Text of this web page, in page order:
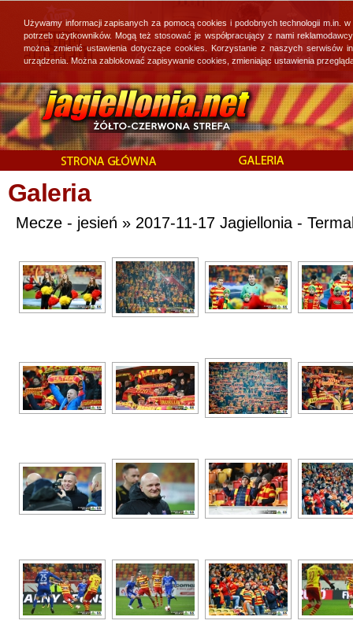
Galeria
Mecze - jesień » 2017-11-17 Jagiellonia -
Używamy informacji zapisanych za pomocą cookies i podobnych technologii
potrzeb użytkowników. Mogą też stosować je współpracujący z nami
można zmienić ustawienia dotyczące cookies. Korzystanie z naszych
urządzenia. Można zablokować zapisywanie cookies, zmieniając ustawienia